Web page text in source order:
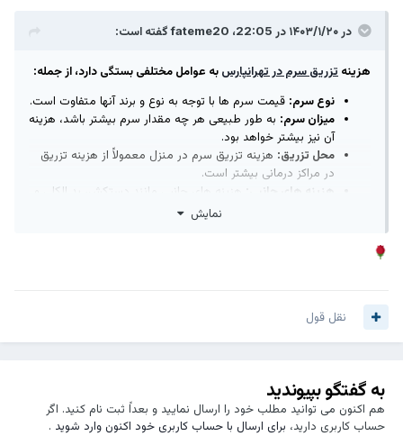
در ۱۴۰۳/۱/۲۰ در 22:05، fateme20گفته است:
هزینه تزریق سرم در تهرانپارس به عوامل مختلفی بستگی دارد، از جمله:
نوع سرم:قیمت سرم ها با توجه به نوع و برند آنها متفاوت است.
میزان سرم:به طور طبیعی هر چه مقدار سرم بیشتر باشد، هزینه
آن نیز بیشتر خواهد بود.
محل تزریق:هزینه تزریق سرم در منزل معمولاً از هزینه تزریق
در مراکز درمانی بیشتر است.
هزینه های جانبی:
هزینه های جانبی مانند دستکش، پد الکلی و
سرنگ نیز می تواند به هزینه نهایی تزریق سرم اضافه شود.
کیان مد 02122096805
هومکا:
به طبیب:
نمایش
نقل قول
به گفتگو بپیوندید
هم اکنون می توانید مطلب خود را ارسال نمایید و بعداً ثبت نام کنید. اگر
حساب کاربری دارید، برای ارسال با حساب کاربری خود اکنون وارد شوید.